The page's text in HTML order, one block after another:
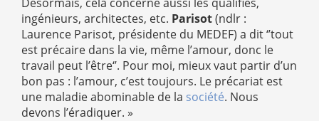
ingénieurs, architectes, etc. Parisot(ndlr :
Laurence Parisot, présidente du MEDEF) a dit ‘’tout
est précaire dans la vie, même l’amour, donc le
travail peut l’être‘’. Pour moi, mieux vaut partir d’un
bon pas : l’amour, c’est toujours. Le précariat est
une maladie abominable de la société. Nous
devons l’éradiquer. »